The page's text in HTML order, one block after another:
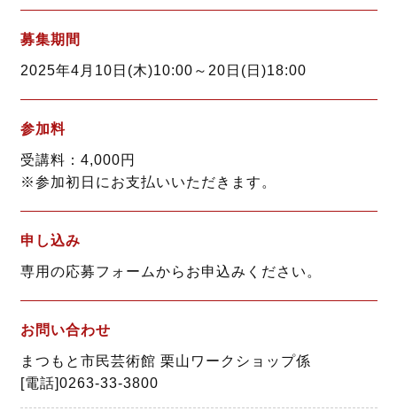
募集期間
2025年4月10日(木)10:00～20日(日)18:00
参加料
受講料：4,000円
※参加初日にお支払いいただきます。
申し込み
専用の応募フォームからお申込みください。
お問い合わせ
まつもと市民芸術館 栗山ワークショップ係
[電話]0263-33-3800